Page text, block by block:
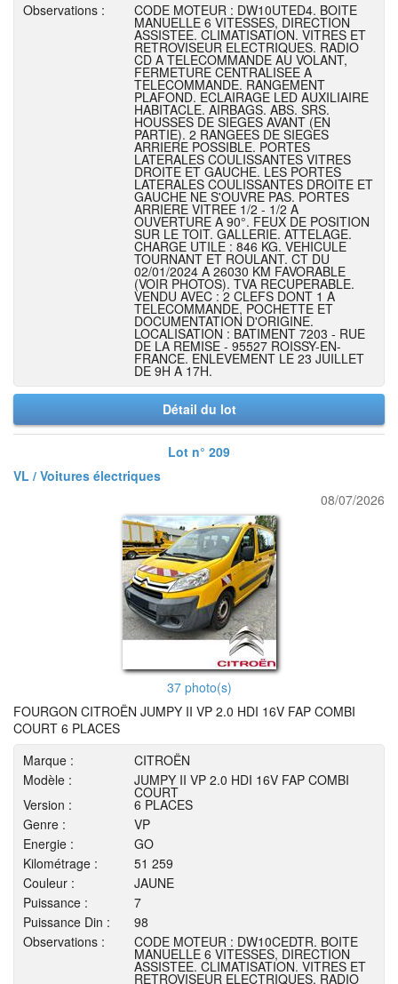
Observations :
CODE MOTEUR : DW10UTED4. BOITE
MANUELLE 6 VITESSES, DIRECTION
ASSISTEE. CLIMATISATION. VITRES ET
RETROVISEUR ELECTRIQUES. RADIO
CD A TELECOMMANDE AU VOLANT,
FERMETURE CENTRALISEE A
TELECOMMANDE. RANGEMENT
PLAFOND. ECLAIRAGE LED AUXILIAIRE
HABITACLE. AIRBAGS. ABS. SRS.
HOUSSES DE SIEGES AVANT (EN
PARTIE). 2 RANGEES DE SIEGES
ARRIERE POSSIBLE. PORTES
LATERALES COULISSANTES VITRES
DROITE ET GAUCHE. LES PORTES
LATERALES COULISSANTES DROITE ET
GAUCHE NE S'OUVRE PAS. PORTES
ARRIERE VITREE 1/2 - 1/2 A
OUVERTURE A 90°. FEUX DE POSITION
SUR LE TOIT. GALLERIE. ATTELAGE.
CHARGE UTILE : 846 KG. VEHICULE
TOURNANT ET ROULANT. CT DU
02/01/2024 A 26030 KM FAVORABLE
(VOIR PHOTOS). TVA RECUPERABLE.
VENDU AVEC : 2 CLEFS DONT 1 A
TELECOMMANDE, POCHETTE ET
DOCUMENTATION D'ORIGINE.
LOCALISATION : BATIMENT 7203 - RUE
DE LA REMISE - 95527 ROISSY-EN-
FRANCE. ENLEVEMENT LE 23 JUILLET
DE 9H A 17H.
Détail du lot
Lot n° 209
VL / Voitures électriques
08/07/2026
37 photo(s)
FOURGON CITROËN JUMPY II VP 2.0 HDI 16V FAP COMBI
COURT 6 PLACES
Marque :
CITROËN
Modèle :
JUMPY II VP 2.0 HDI 16V FAP COMBI
COURT
Version :
6 PLACES
Genre :
VP
Energie :
GO
Kilométrage :
51 259
Couleur :
JAUNE
Puissance :
7
Puissance Din :
98
Observations :
CODE MOTEUR : DW10CEDTR. BOITE
MANUELLE 6 VITESSES, DIRECTION
ASSISTEE. CLIMATISATION. VITRES ET
RETROVISEUR ELECTRIQUES. RADIO